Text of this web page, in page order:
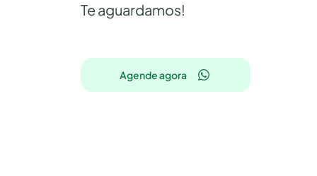
Te aguardamos!
Agende agora